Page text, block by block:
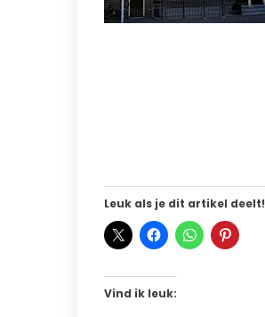
Leuk als je dit artikel deelt!
Vind ik leuk: